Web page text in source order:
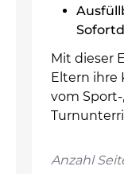
Mit dieser
Eltern ihre
vom
Anzahl